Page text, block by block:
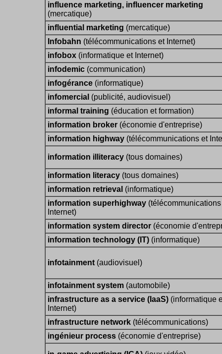
influence marketing, influencer marketing
(mercatique)
influential marketing (mercatique)
Infobahn (télécommunications et Internet)
infobox (informatique et Internet)
infodemic (communication)
infogérance (informatique)
infomercial (publicité, audiovisuel)
informal training (éducation et formation)
information broker (économie d'entreprise)
information highway (télécommunications et
information illiteracy (tous domaines)
information literacy (tous domaines)
information retrieval (informatique)
information superhighway
Internet)
information system director (économie
information technology (IT) (informatique)
infotainment (audiovisuel)
infotainment system (automobile)
infrastructure as a service (IaaS) (informatique
Internet)
infrastructure network (télécommunications)
ingénieur process (économie d'entreprise)